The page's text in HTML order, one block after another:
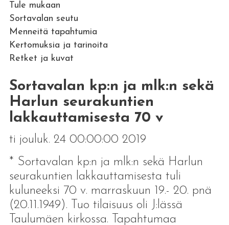
Tule mukaan
Sortavalan seutu
Menneitä tapahtumia
Kertomuksia ja tarinoita
Retket ja kuvat
Sortavalan kp:n ja mlk:n sekä
Harlun seurakuntien
lakkauttamisesta 70 v
ti jouluk. 24 00:00:00 2019
* Sortavalan kp:n ja mlk:n sekä Harlun
seurakuntien lakkauttamisesta tuli
kuluneeksi 70 v. marraskuun 19.- 20. pnä
(20.11.1949). Tuo tilaisuus oli J:lässä
Taulumäen kirkossa. Tapahtumaa